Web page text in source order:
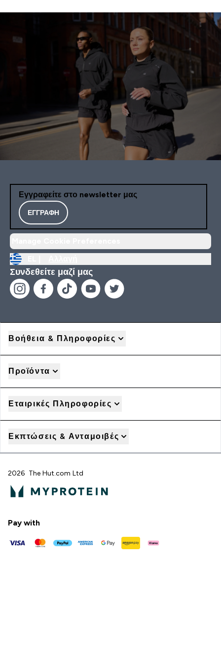
Εγγραφείτε στο newsletter μας
ΕΓΓΡΑΦΉ
Συνδεθείτε μαζί μας
Βοήθεια & Πληροφορίες
Προϊόντα
Εταιρικές Πληροφορίες
Εκπτώσεις & Ανταμοιβές
2026 The Hut.com Ltd
Pay with